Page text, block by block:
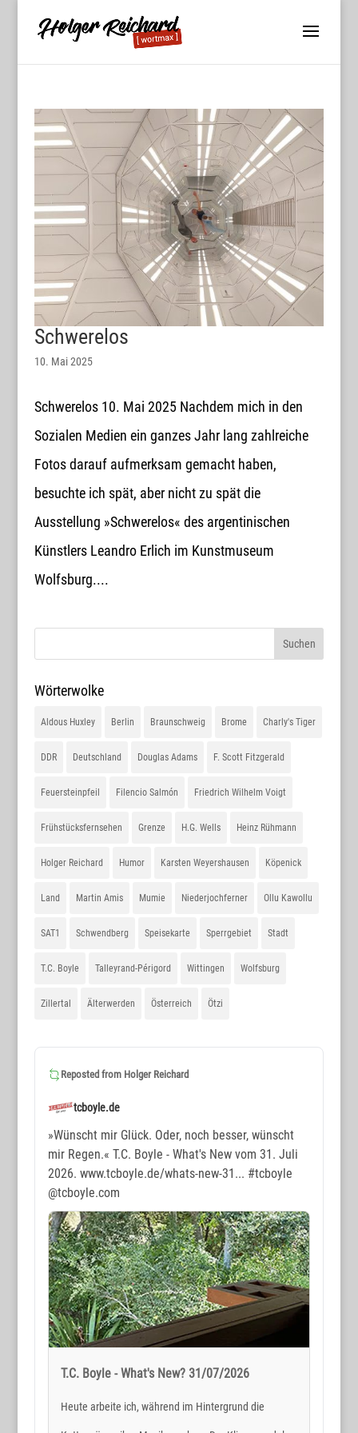
Schwerelos
10. Mai 2025
Schwerelos 10. Mai 2025 Nachdem mich in den
Sozialen Medien ein ganzes Jahr lang zahlreiche
Fotos darauf aufmerksam gemacht haben,
besuchte ich spät, aber nicht zu spät die
Ausstellung »Schwerelos« des argentinischen
Künstlers Leandro Erlich im Kunstmuseum
Wolfsburg....
Wörterwolke
Aldous Huxley Berlin Braunschweig Brome Charly's Tiger
DDR Deutschland Douglas Adams F. Scott Fitzgerald
Feuersteinpfeil Filencio Salmón Friedrich Wilhelm Voigt
Frühstücksfernsehen Grenze H.G. Wells Heinz Rühmann
Holger Reichard Humor Karsten Weyershausen Köpenick
Land Martin Amis Mumie Niederjochferner Ollu Kawollu
SAT1 Schwendberg Speisekarte Sperrgebiet Stadt
T.C. Boyle Talleyrand-Périgord Wittingen Wolfsburg
Zillertal Älterwerden Österreich Ötzi
Reposted from Holger Reichard
tcboyle.de
»Wünscht mir Glück. Oder, noch besser, wünscht
mir Regen.« T.C. Boyle - What's New vom 31. Juli
2026. www.tcboyle.de/whats-new-31... #tcboyle
@tcboyle.com
T.C. Boyle - What's New? 31/07/2026
Heute arbeite ich, während im Hintergrund die